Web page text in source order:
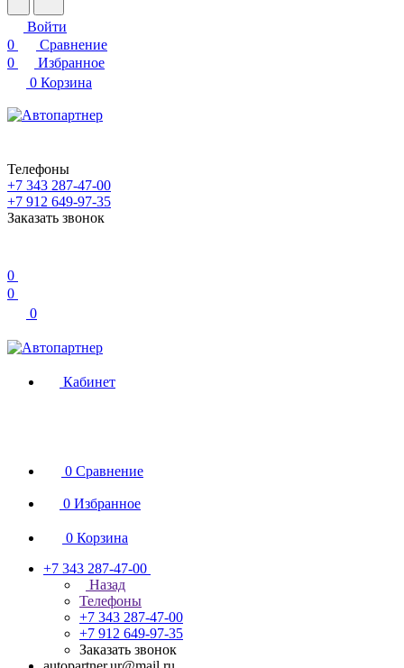
Войти
0
Сравнение
0
Избранное
0 Корзина
Телефоны
+7 343 287-47-00
+7 912 649-97-35
Заказать звонок
0
0
0
Кабинет
0 Сравнение
0 Избранное
0 Корзина
+7 343 287-47-00
Назад
Телефоны
+7 343 287-47-00
+7 912 649-97-35
Заказать звонок